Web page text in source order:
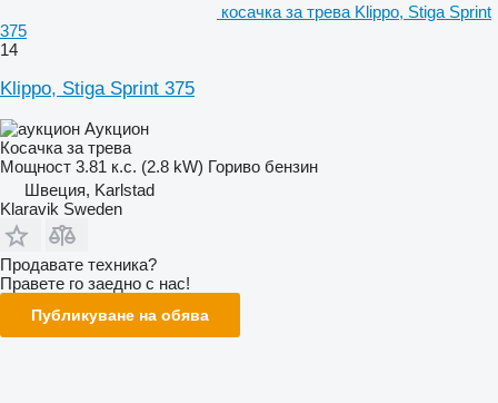
косачка за трева Klippo, Stiga Sprint
375
14
Klippo, Stiga Sprint 375
Аукцион
Косачка за трева
Мощност 3.81 к.с. (2.8 kW) Гориво бензин
Швеция, Karlstad
Klaravik Sweden
Продавате техника?
Правете го заедно с нас!
Публикуване на обява